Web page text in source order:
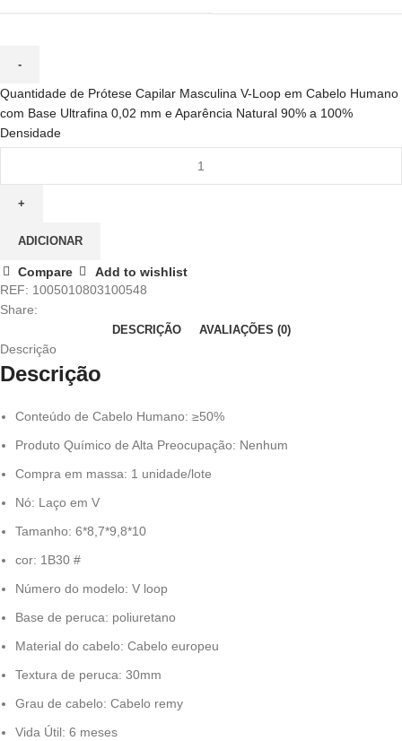
Quantidade de Prótese Capilar Masculina V-Loop em Cabelo Humano
com Base Ultrafina 0,02 mm e Aparência Natural 90% a 100%
Densidade
ADICIONAR
Compare
Add to wishlist
REF: 1005010803100548
Share:
DESCRIÇÃO AVALIAÇÕES (0)
Descrição
Descrição
Conteúdo de Cabelo Humano: ≥50%
Produto Químico de Alta Preocupação: Nenhum
Compra em massa: 1 unidade/lote
Nó: Laço em V
Tamanho: 6*8,7*9,8*10
cor: 1B30 #
Número do modelo: V loop
Base de peruca: poliuretano
Material do cabelo: Cabelo europeu
Textura de peruca: 30mm
Grau de cabelo: Cabelo remy
Vida Útil: 6 meses